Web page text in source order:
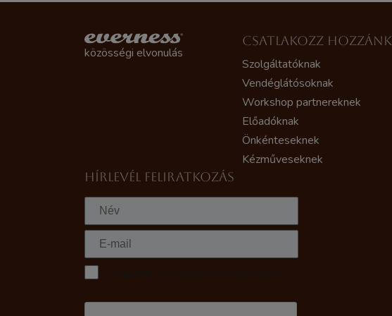
közösségi elvonulás
CSATLAKOZZ HOZZÁNK
Szolgáltatóknak
Vendéglátósoknak
Workshop partnereknek
Előadóknak
Önkénteseknek
Kézműveseknek
HÍRLEVÉL FELIRATKOZÁS